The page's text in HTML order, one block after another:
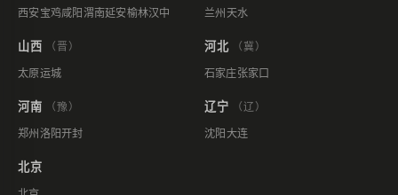
西安宝鸡咸阳 渭南延安榆林汉中
兰州 天水
山西
（晋）
太原运城
河北
（冀）
石家庄张家口
河南
（豫）
郑州 洛阳开封
辽宁
（辽）
沈阳 大连
北京